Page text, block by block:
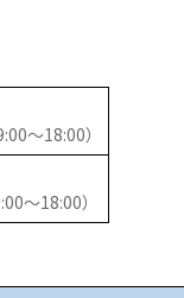
～18:00）
～18:00）